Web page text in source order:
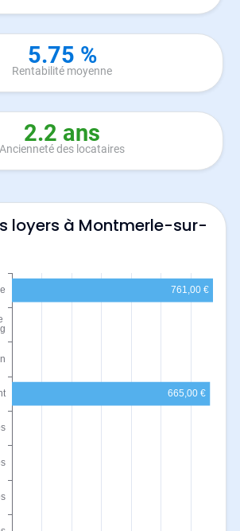
5.75 %
Rentabilité moyenne
2.2 ans
Ancienneté des locataires
loyers à Montmerle-sur-